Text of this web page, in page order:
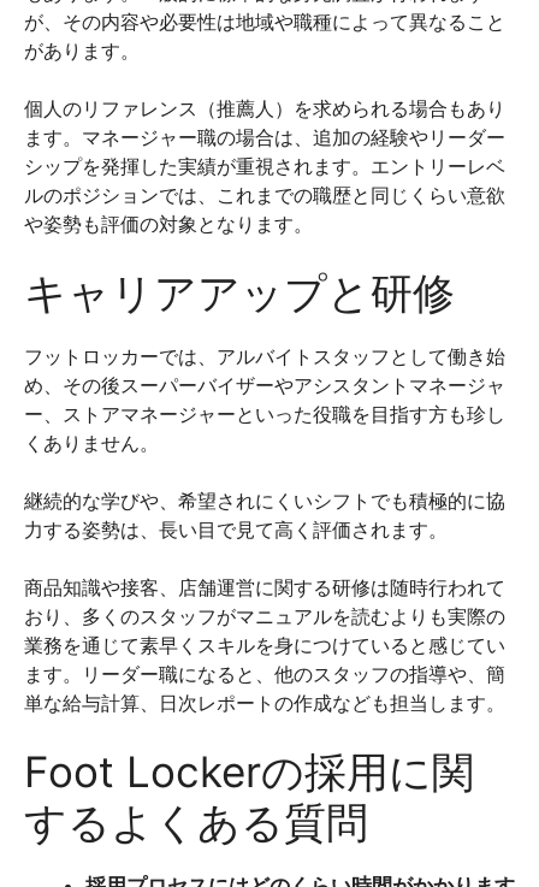
が、その内容や必要性は地域や職種によって異なること
があります。
個人のリファレンス（推薦人）を求められる場合もあり
ます。マネージャー職の場合は、追加の経験やリーダー
シップを発揮した実績が重視されます。エントリーレベ
ルのポジションでは、これまでの職歴と同じくらい意欲
や姿勢も評価の対象となります。
キャリアアップと研修
フットロッカーでは、アルバイトスタッフとして働き始
め、その後スーパーバイザーやアシスタントマネージャ
ー、ストアマネージャーといった役職を目指す方も珍し
くありません。
継続的な学びや、希望されにくいシフトでも積極的に協
力する姿勢は、長い目で見て高く評価されます。
商品知識や接客、店舗運営に関する研修は随時行われて
おり、多くのスタッフがマニュアルを読むよりも実際の
業務を通じて素早くスキルを身につけていると感じてい
ます。リーダー職になると、他のスタッフの指導や、簡
単な給与計算、日次レポートの作成なども担当します。
Foot Lockerの採用に関
するよくある質問